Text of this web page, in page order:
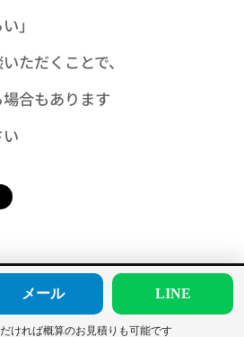
メール LINE
ければ概算のお見積りも可能です
」
ただくことで、
合もあります😊
✨
いのトラブル解決